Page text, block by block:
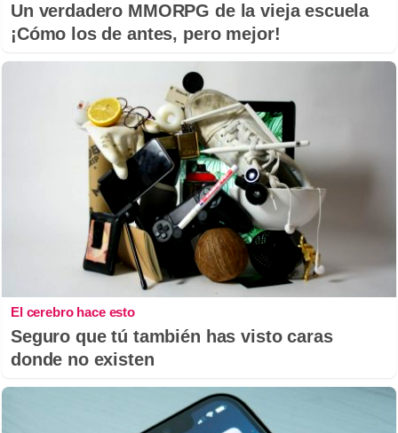
Un verdadero MMORPG de la vieja escuela
¡Cómo los de antes, pero mejor!
El cerebro hace esto
Seguro que tú también has visto caras
donde no existen